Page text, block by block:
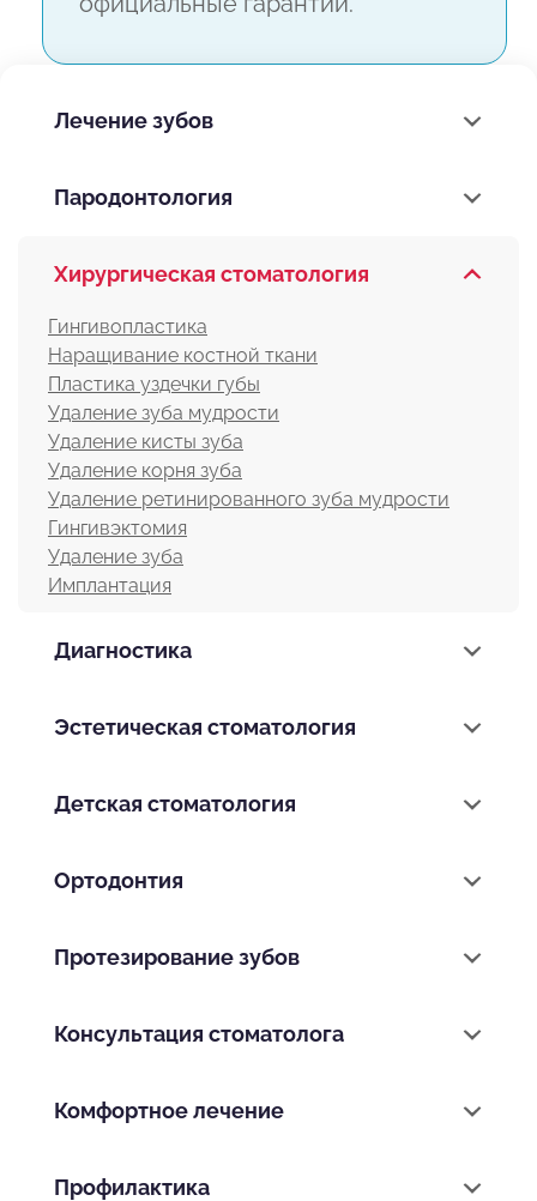
Лечение зубов
Пародонтология
Хирургическая стоматология
Гингивопластика
Наращивание костной ткани
Пластика уздечки губы
Удаление зуба мудрости
Удаление кисты зуба
Удаление корня зуба
Удаление ретинированного зуба мудрости
Гингивэктомия
Удаление зуба
Имплантация
Диагностика
Эстетическая стоматология
Детская стоматология
Ортодонтия
Протезирование зубов
Консультация стоматолога
Комфортное лечение
Профилактика